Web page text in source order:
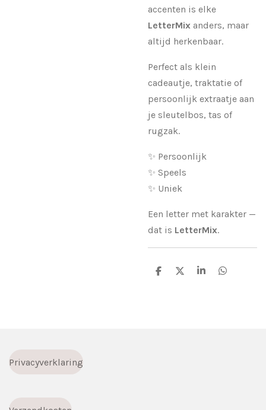
accenten is elke
LetterMix anders, maar
altijd herkenbaar.
Perfect als klein
cadeautje, traktatie of
persoonlijk extraatje aan
je sleutelbos, tas of
rugzak.
✨ Persoonlijk
✨ Speels
✨ Uniek
Een letter met karakter —
dat is LetterMix.
D
D
S
D
Privacyverklaring